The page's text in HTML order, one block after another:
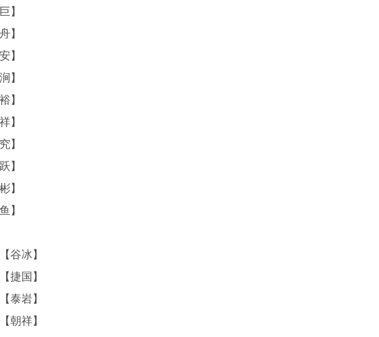
】
】
】
】
】
】
】
】
】
】
谷冰】
捷国】
泰岩】
朝祥】